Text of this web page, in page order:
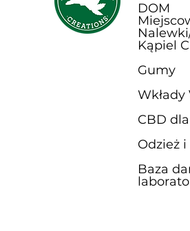
DOM
Kąpiel
Gumy
Wkłady
CBD
Odzież
Baza